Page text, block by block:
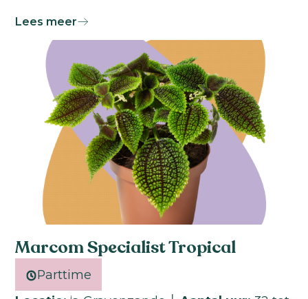
Lees meer
Marcom Specialist Tropical
Parttime